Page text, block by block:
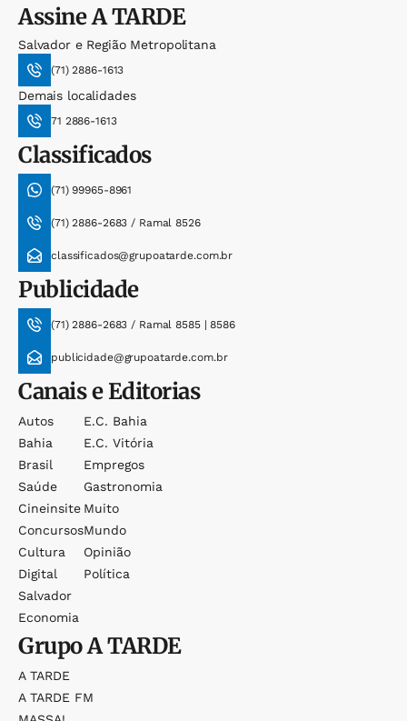
AssineA TARDE
Salvador e Região Metropolitana
(71) 2886-1613
Demais localidades
71 2886-1613
Classificados
(71) 99965-8961
(71) 2886-2683 / Ramal 8526
classificados@grupoatarde.com.br
Publicidade
(71) 2886-2683 / Ramal 8585 | 8586
publicidade@grupoatarde.com.br
Canais e Editorias
Autos
Bahia
Brasil
Saúde
Cineinsite
Concursos
Cultura
Digital
Salvador
Economia
E.c. Bahia
E.c. Vitória
Empregos
Gastronomia
Muito
Mundo
Opinião
Política
GrupoA TARDE
A TARDE
A TARDE FM